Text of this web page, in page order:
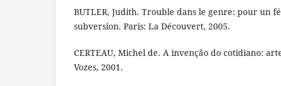
BUTLER, Judith. Trouble dans le genre: pour un
subversion. Paris: La Découvert, 2005.
CERTEAU, Michel de. A invenção do cotidiano:
Vozes, 2001.